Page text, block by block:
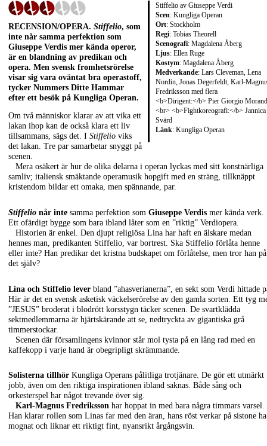
Stiffelio av Giuseppe Verdi
Scen: Kungliga Operan
Ort: Stockholm
Regi: Tobias Theorell
Scenografi: Magdalena Åberg
Ljus: Ellen Ruge
Kostym: Magdalena Åberg
Medverkande: Lars Cleveman, Lena
Nordin, Jonas Degerfeldt, Karl-
Fredriksson med flera
<b>Dirigent:</b> Pier Giorgio
<br> <b>Fightkoreografi:</b> Jannica
Svärd
Länk: Kungliga Operan
RECENSION/OPERA. Stiffelio, som
inte når samma perfektion som
Giuseppe Verdis mer kända operor,
är en blandning av predikan och
opera. Men svensk fromhetsrörelse
visar sig vara oväntat bra operastoff,
tycker Nummers Ditte Hammar
efter ett besök på Kungliga Operan.
Om två människor klarar av att vika ett
lakan ihop kan de också klara ett liv
tillsammans, sägs det. I Stiffelio viks
det lakan. Tre par samarbetar snyggt på
scenen.
Mera osäkert är hur de olika delarna i operan lyckas med sitt konstnärliga
samliv; italiensk smäktande operamusik hopgift med en sträng, tillknäppt
kristendom bildar ett omaka, men spännande, par.
Stiffelio når inte samma perfektion som Giuseppe Verdis mer kända verk.
Ett ofärdigt bygge som bara ibland låter som en ”riktig” Verdiopera.
Historien är enkel. Den djupt religiösa Lina har haft en älskare medan
hennes man, predikanten Stiffelio, var bortrest. Ska Stiffelio förlåta henne
eller inte? Han predikar det kristna budskapet om förlåtelse, men tror han på
det själv?
Lina och Stiffelio lever bland ”ahasverianerna”, en sekt som Verdi hittade
Här är det en svensk asketisk väckelserörelse av den gamla sorten. Ett tyg
”JESUS” broderat i blodrött korsstygn täcker scenen. De svartklädda
sektmedlemmarna är hjärtskärande att se, nedtryckta av gigantiska grå
timmerstockar.
Scenen där församlingens kvinnor står mol tysta på en lång rad med en
kaffekopp i varje hand är obegripligt skrämmande.
Solisterna tillhör Kungliga Operans pålitliga trotjänare. De gör ett utmärkt
jobb, även om den riktiga inspirationen ibland saknas. Både sång och
orkesterspel har något trevande över sig.
Karl-Magnus Fredriksson har hoppat in med bara några timmars varsel.
Han klarar rollen som Linas far med den äran, hans röst verkar på sistone ha
mognat och liknar ett riktigt fint, nyansrikt årgångsvin.